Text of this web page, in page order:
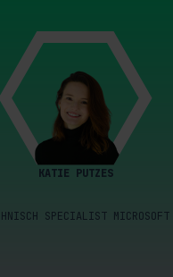
KATIE PUTZES
SPECIALIST MICROSOFT